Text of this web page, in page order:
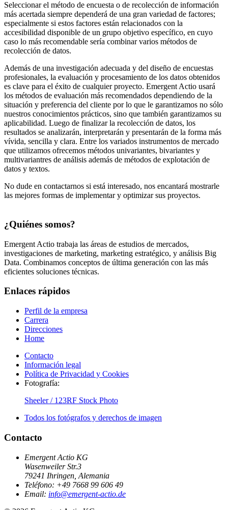
Seleccionar el método de encuesta o de recolección de información
más acertada siempre dependerá de una gran variedad de factores;
especialmente si estos factores están relacionados con la
accesibilidad disponible de un grupo objetivo específico, en cuyo
caso lo más recomendable sería combinar varios métodos de
recolección de datos.
Además de una investigación adecuada y del diseño de encuestas
profesionales, la evaluación y procesamiento de los datos obtenidos
es clave para el éxito de cualquier proyecto. Emergent Actio usará
los métodos de evaluación más recomendados dependiendo de la
situación y preferencia del cliente por lo que le garantizamos no sólo
nuestros conocimientos prácticos, sino que también garantizamos su
aplicabilidad. Luego de finalizar la recolección de datos, los
resultados se analizarán, interpretarán y presentarán de la forma más
vívida, sencilla y clara. Entre los variados instrumentos de mercado
que utilizamos ofrecemos métodos univariantes, bivariantes y
multivariantres de análisis además de métodos de explotación de
datos y textos.
No dude en contactarnos si está interesado, nos encantará mostrarle
las mejores formas de implementar y optimizar sus proyectos.
¿Quiénes somos?
Emergent Actio trabaja las áreas de estudios de mercados,
investigaciones de marketing, marketing estratégico, y análisis Big
Data. Combinamos conceptos de última generación con las más
eficientes soluciones técnicas.
Enlaces rápidos
Perfil de la empresa
Carrera
Direcciones
Home
Contacto
Información legal
Política de Privacidad y Cookies
Fotografía:
Sheeler / 123RF Stock Photo
Todos los fotógrafos y derechos de imagen
Contacto
Emergent Actio KG
Wasenweiler Str.3
79241 Ihringen, Alemania
Teléfono: +49 7668 99 606 49
Email: info@emergent-actio.de